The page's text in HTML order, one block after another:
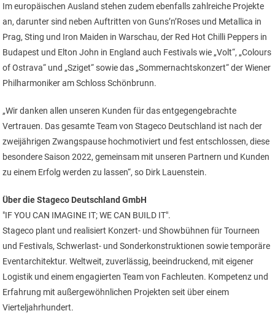
Im europäischen Ausland stehen zudem ebenfalls zahlreiche Projekte
an, darunter sind neben Auftritten von Guns’n’Roses und Metallica in
Prag, Sting und Iron Maiden in Warschau, der Red Hot Chilli Peppers in
Budapest und Elton John in England auch Festivals wie „Volt“, „Colours
of Ostrava“ und „Sziget“ sowie das „Sommernachtskonzert“ der Wiener
Philharmoniker am Schloss Schönbrunn.
„Wir danken allen unseren Kunden für das entgegengebrachte
Vertrauen. Das gesamte Team von Stageco Deutschland ist nach der
zweijährigen Zwangspause hochmotiviert und fest entschlossen, diese
besondere Saison 2022, gemeinsam mit unseren Partnern und Kunden
zu einem Erfolg werden zu lassen“, so Dirk Lauenstein.
Über die Stageco Deutschland GmbH
"IF YOU CAN IMAGINE IT; WE CAN BUILD IT".
Stageco plant und realisiert Konzert- und Showbühnen für Tourneen
und Festivals, Schwerlast- und Sonderkonstruktionen sowie temporäre
Eventarchitektur. Weltweit, zuverlässig, beeindruckend, mit eigener
Logistik und einem engagierten Team von Fachleuten. Kompetenz und
Erfahrung mit außergewöhnlichen Projekten seit über einem
Vierteljahrhundert.